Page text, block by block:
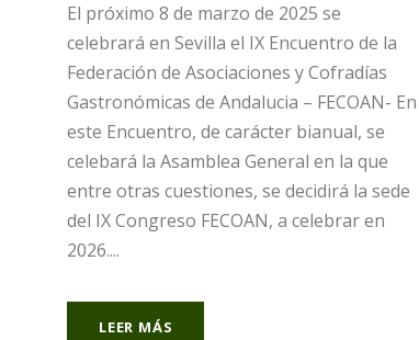
El próximo 8 de marzo de 2025 se
celebrará en Sevilla el IX Encuentro de la
Federación de Asociaciones y Cofradías
Gastronómicas de Andalucia – FECOAN- En
este Encuentro, de carácter bianual, se
celebará la Asamblea General en la que
entre otras cuestiones, se decidirá la sede
del IX Congreso FECOAN, a celebrar en
2026....
LEER MÁS